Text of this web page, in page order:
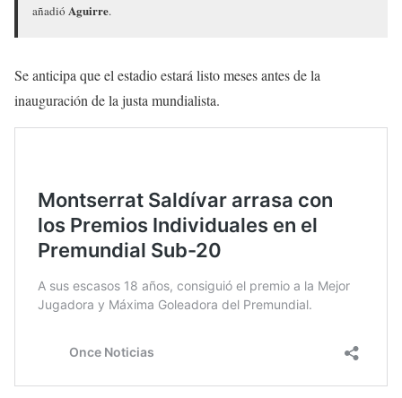
añadió Aguirre.
Se anticipa que el estadio estará listo meses antes de la
inauguración de la justa mundialista.